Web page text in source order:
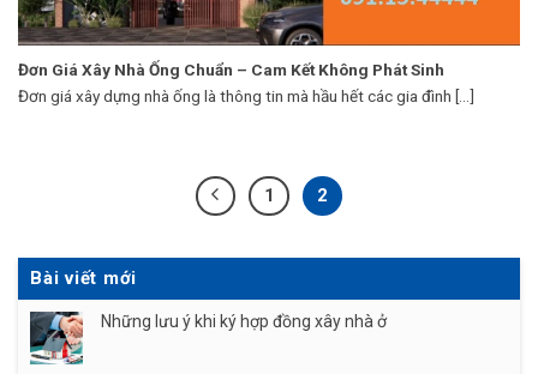
Đơn Giá Xây Nhà Ống Chuẩn – Cam Kết Không Phát Sinh
Đơn giá xây dựng nhà ống là thông tin mà hầu hết các gia đình [...]
1 2
Bài viết mới
Những lưu ý khi ký hợp đồng xây nhà ở